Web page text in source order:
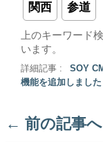
関西 参道
上のキーワード
います。
詳細記事 :
SOY
機能を追加しました
← 前の記事へ